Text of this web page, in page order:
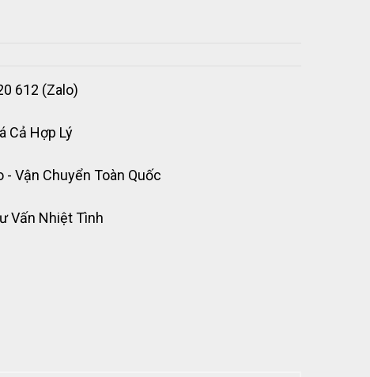
612 (Zalo)
Cả Hợp Lý
Vận Chuyển Toàn Quốc
Vấn Nhiệt Tình